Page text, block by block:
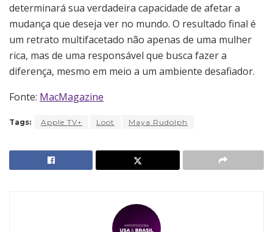
determinará sua verdadeira capacidade de afetar a
mudança que deseja ver no mundo. O resultado final é
um retrato multifacetado não apenas de uma mulher
rica, mas de uma responsável que busca fazer a
diferença, mesmo em meio a um ambiente desafiador.
Fonte: MacMagazine
Tags: Apple TV+ Loot Maya Rudolph